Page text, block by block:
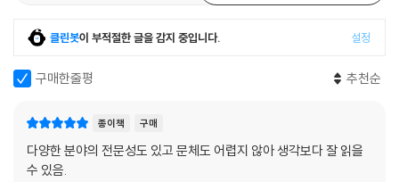
클린봇이 부적절한 글을 감지 중입니다. 설정
구매한줄평 추천순
종이책 구매
다양한 분야의 전문성도 있고 문체도 어렵지 않아 생각보다 잘 읽을
수 있음.